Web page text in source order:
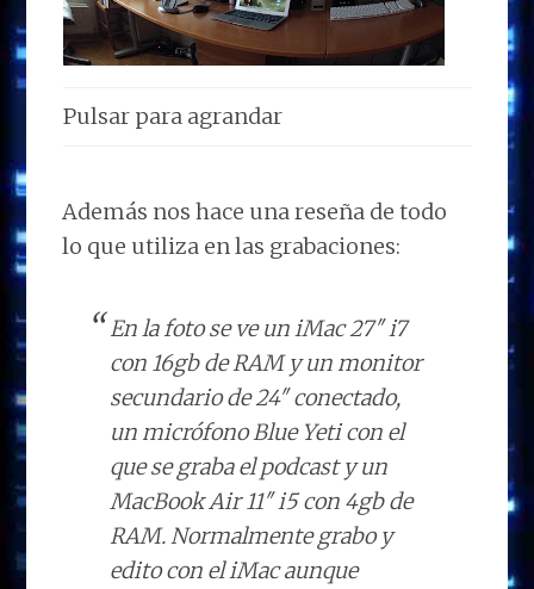
Pulsar para agrandar
Además nos hace una reseña de todo
lo que utiliza en las grabaciones:
En la foto se ve un iMac 27″ i7
con 16gb de RAM y un monitor
secundario de 24″ conectado,
un micrófono Blue Yeti con el
que se graba el podcast y un
MacBook Air 11″ i5 con 4gb de
RAM. Normalmente grabo y
edito con el iMac aunque